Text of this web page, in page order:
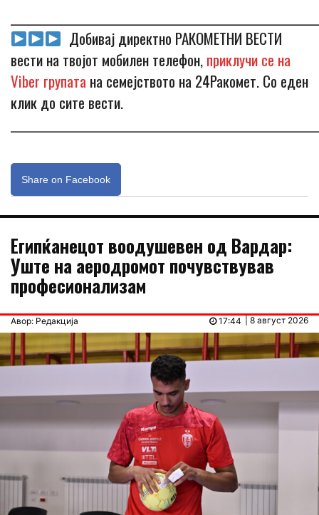
Добивај директно РАКОМЕТНИ ВЕСТИ
вести на твојот мобилен телефон,приклучи се на
Viber групата на семејството на 24Ракомет. Со еден
клик до сите вести.
Share on Facebook
Египќанецот воодушевен од Вардар:
Уште на аеродромот почувствував
професионализам
Авор: Редакција | 8 август 2026
17:44